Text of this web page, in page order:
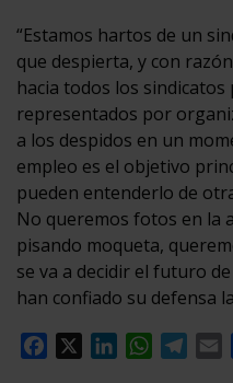
“Estamos hartos de un
que despierta, y con
hacia todos los
representados por
a los despidos en un
empleo es el objetivo
pueden entenderlo de
No queremos fotos en la
pisando moqueta,
se va a decidir el futuro
han confiado su defensa
Facebook
LinkedIn